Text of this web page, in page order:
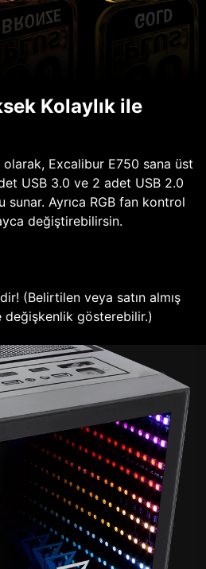
Kolaylık ile
Excalibur E750 sana üst
USB 3.0 ve 2 adet USB 2.0
sunar. Ayrıca RGB fan kontrol
değiştirebilirsin.
(Belirtilen veya satın almış
gösterebilir.)